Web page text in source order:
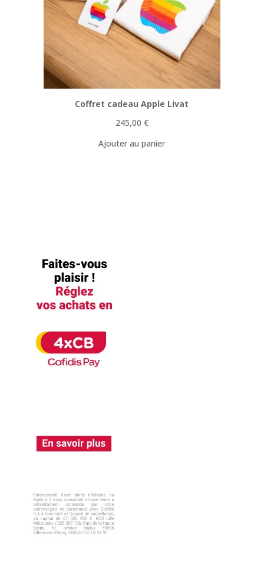
Coffret cadeau Apple Livat
245,00 €
Ajouter au panier